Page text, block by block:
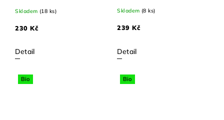
Skladem (18 ks)
230 Kč
Detail
Skladem (8 ks)
239 Kč
Detail
Bio Bio